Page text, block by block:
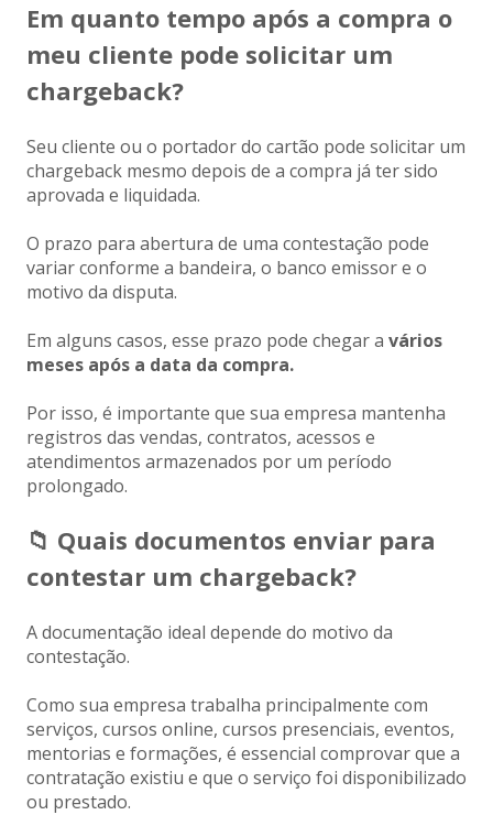
Em quanto tempo após a compra o
meu cliente pode solicitar um
chargeback?
Seu cliente ou o portador do cartão pode solicitar um
chargeback mesmo depois de a compra já ter sido
aprovada e liquidada.
O prazo para abertura de uma contestação pode
variar conforme a bandeira, o banco emissor e o
motivo da disputa.
Em alguns casos, esse prazo pode chegar a vários
meses após a data da compra.
Por isso, é importante que sua empresa mantenha
registros das vendas, contratos, acessos e
atendimentos armazenados por um período
prolongado.
📁 Quais documentos enviar para
contestar um chargeback?
A documentação ideal depende do motivo da
contestação.
Como sua empresa trabalha principalmente com
serviços, cursos online, cursos presenciais, eventos,
mentorias e formações, é essencial comprovar que a
contratação existiu e que o serviço foi disponibilizado
ou prestado.